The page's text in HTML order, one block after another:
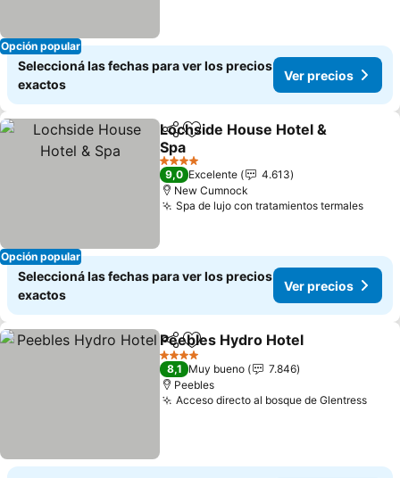
Opción popular
Seleccioná las fechas para ver los precios
exactos
Ver precios
Opción popular
CompartirAñadir a favoritos
Lochside House Hotel &
Spa
4 Estrellas
9,0 Excelente
4.613
New Cumnock
Spa de lujo con tratamientos termales
Seleccioná las fechas para ver los precios
exactos
Ver precios
CompartirAñadir a favoritos
Peebles Hydro Hotel
4 Estrellas
8,1 Muy bueno
7.846
Peebles
Acceso directo al bosque de Glentress